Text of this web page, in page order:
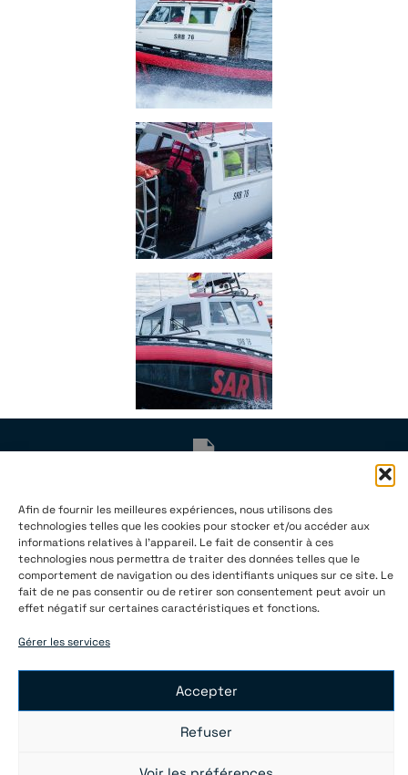
Afin de fournir les meilleures expériences, nous utilisons des
technologies telles que les cookies pour stocker et/ou accéder aux
informations relatives à l'appareil. Le fait de consentir à ces
technologies nous permettra de traiter des données telles que le
comportement de navigation ou des identifiants uniques sur ce site. Le
fait de ne pas consentir ou de retirer son consentement peut avoir un
effet négatif sur certaines caractéristiques et fonctions.
Gérer les services
Accepter
Refuser
Neitsytpolku 3C 35
00140 Helsinki
Finlande
info@arcticboats.fi
2025 Arctic Boats